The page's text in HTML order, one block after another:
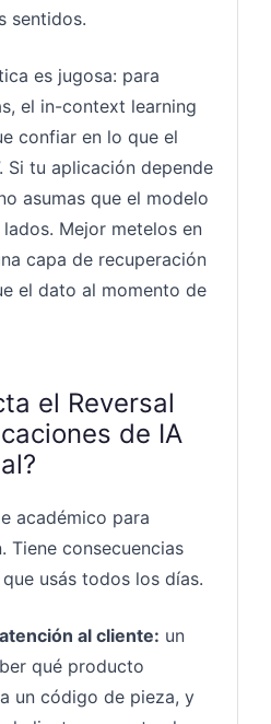
sentidos.
es jugosa: para
el in-context learning
confiar en lo que el
Si tu aplicación depende
asumas que el modelo
Mejor metelos en
capa de recuperación
el dato al momento de
el Reversal
de IA
académico para
Tiene consecuencias
usás todos los días.
al cliente: un
qué producto
un código de pieza, y